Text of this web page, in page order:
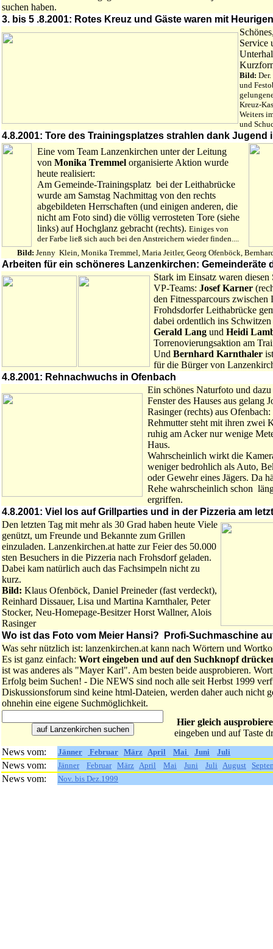
suchen haben.
3. bis 5 .8.2001: Rotes Kreuz und Gäste waren mit
Service
Bild:
und
Kreuz-
Weiters
und
4.8.2001: Tore des Trainingsplatzes strahlen dank Jugend
Eine vom Team Lanzenkirchen unter der Leitung
von Monika Tremmel organisierte Aktion wurde
heute realisiert:
Am Gemeinde-Trainingsplatz bei der Leithabrücke
wurde am Samstag Nachmittag von den rechts
abgebildeten Herrschaften (und einigen anderen, die
nicht am Foto sind) die völlig verrosteten Tore (siehe
links) auf Hochglanz gebracht (rechts). Einiges von
der Farbe ließ sich auch bei den Anstreichern wieder finden....
Bild: Jenny Klein, Monika Tremmel, Maria Jeitler, Georg Ofenböck,
Arbeiten für ein schöneres Lanzenkirchen: Gemeinderäte
Stark im Einsatz waren diesen
VP-Teams: Josef Karner
den Fitnessparcours
Frohdsdorfer Leithabrücke
dabei ordentlich ins
Gerald Lang und Heidi
Torrenovierungsaktion am
Und Bernhard Karnthaler
für die Bürger von
4.8.2001: Rehnachwuchs in Ofenbach
Ein schönes Naturfoto und
Fenster des Hauses aus gelang
Rasinger (rechts) aus
Rehmutter steht mit ihren zwei
ruhig am Acker nur wenige
Haus.
Wahrscheinlich wirkt die
weniger bedrohlich als Auto,
oder Gewehr eines Jägers. Da
Rehe wahrscheinlich schon
ergriffen.
4.8.2001: Viel los auf Grillparties und in der Pizzeria am
Den letzten Tag mit mehr als 30 Grad haben heute Viele
genützt, um Freunde und Bekannte zum Grillen
einzuladen. Lanzenkirchen.at hatte zur Feier des 50.000
sten Besuchers in die Pizzeria nach Frohsdorf geladen.
Dabei kam natürlich auch das Fachsimpeln nicht zu
kurz.
Bild: Klaus Ofenböck, Daniel Preineder (fast verdeckt),
Reinhard Dissauer, Lisa und Martina Karnthaler, Peter
Stocker, Neu-Homepage-Besitzer Horst Wallner, Alois
Rasinger
Wo ist das Foto vom Meier Hansi? Profi-Suchmaschine
Was sehr nützlich ist: lanzenkirchen.at kann nach Wörtern und
Es ist ganz einfach: Wort eingeben und auf den Suchknopf
ist was anderes als "Mayer Karl". Am besten beide ausprobieren.
Erfolg beim Suchen! - Die NEWS sind noch alle seit Herbst 1999
Diskussionsforum sind keine html-Dateien, werden daher auch nicht
ohnehin eine eigene Suchmöglichkeit.
Hier gleich
eingeben und auf Taste
News vom:
Jänner Februar März April Mai Juni Juli
News vom: Jänner Februar März April Mai Juni Juli August
News vom: Nov. bis Dez.1999